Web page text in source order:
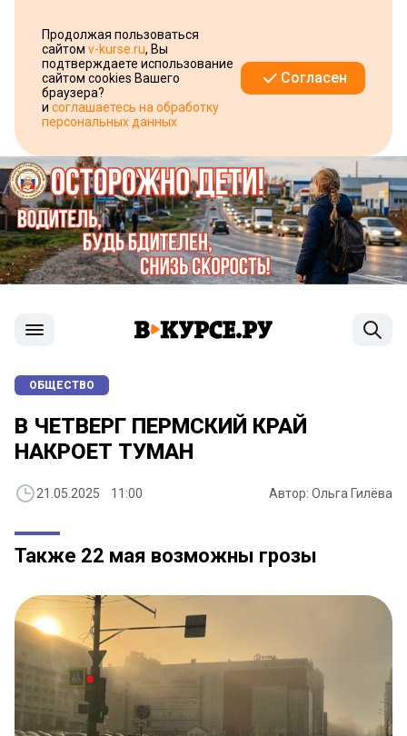
Продолжая пользоваться
сайтом v-kurse.ru, Вы
подтверждаете использование
сайтом cookies Вашего
браузера?
и соглашаетесь на обработку
персональных данных
Согласен
ОБЩЕСТВО
В ЧЕТВЕРГ ПЕРМСКИЙ КРАЙ
НАКРОЕТ ТУМАН
21.05.2025 11:00 Автор: Ольга Гилёва
Также 22 мая возможны грозы